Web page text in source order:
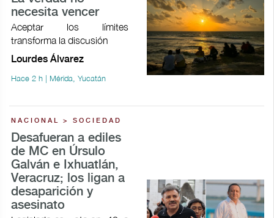
necesita vencer
Aceptar los límites
transforma la discusión
Lourdes Álvarez
Hace 2 h | Mérida, Yucatán
NACIONAL > SOCIEDAD
Desafueran a ediles
de MC en Úrsulo
Galván e Ixhuatlán,
Veracruz; los ligan a
desaparición y
asesinato